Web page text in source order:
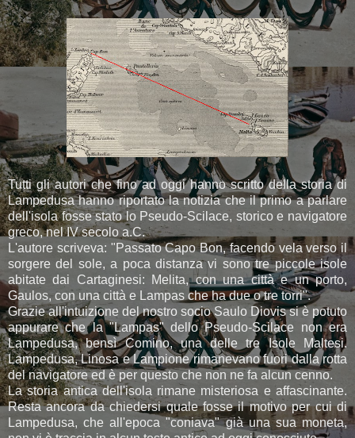
Tutti gli autori che fino ad oggi hanno scritto della storia di
Lampedusa hanno riportato la notizia che il primo a parlare
dell'isola fosse stato lo Pseudo-Scilace, storico e navigatore
greco, nel IV secolo a.C.
L'autore scriveva: "Passato Capo Bon, facendo vela verso il
sorgere del sole, a poca distanza vi sono tre piccole isole
abitate dai Cartaginesi: Melita, con una città e un porto,
Gaulos, con una città e Lampas che ha due o tre torri".
Grazie all'intuizione del nostro socio Saulo Diovis si è potuto
appurare che la "Lampas" dello Pseudo-Scilace non era
Lampedusa, bensì Comino, una delle tre Isole Maltesi.
Lampedusa, Linosa e Lampione rimanevano fuori dalla rotta
del navigatore ed è per questo che non ne fa alcun cenno.
La storia antica dell'isola rimane misteriosa e affascinante.
Resta ancora da chiedersi quale fosse il motivo per cui di
Lampedusa, che all'epoca "coniava" già una sua moneta,